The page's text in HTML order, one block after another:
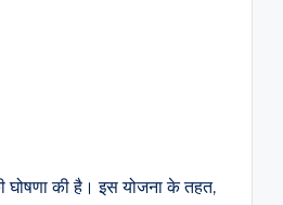
की है। इस योजना के तहत,